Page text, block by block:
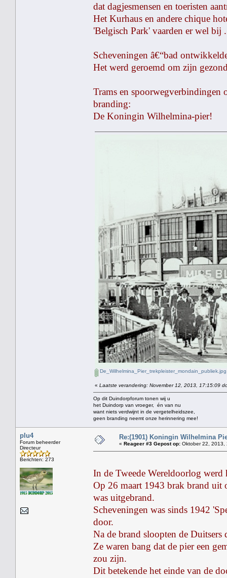
dat dagjesmensen en toeristen
Het Kurhaus en andere chique
'Belgisch Park' vaarden er wel bij .
Scheveningen â€“bad
Het werd geroemd om zijn
Trams en spoorwegverbindingen
branding:
De Koningin Wilhelmina-pier!
De_Wilhelmina_Pier_trekpleister_mondain_publiek.jpg
« Laatste verandering: November 12, 2013, 17:15:09
Op dit Duindorpforum tonen wij u
het Duindorp van vroeger, én van nu
want niets verdwijnt in de vergetelheidszee,
geen branding neemt onze herinnering mee!
plu4
Forum beheerder
Directeur
Berichten: 273
Re:(1901) Koningin Wilhelmina
« Reageer #3 Gepost op: Oktober 22, 2013,
In de Tweede Wereldoorlog
Op 26 maart 1943 brak brand uit
was uitgebrand.
Scheveningen was sinds 1942
door.
Na de brand sloopten de Duitsers
Ze waren bang dat de pier een
zou zijn.
Dit betekende het einde van de